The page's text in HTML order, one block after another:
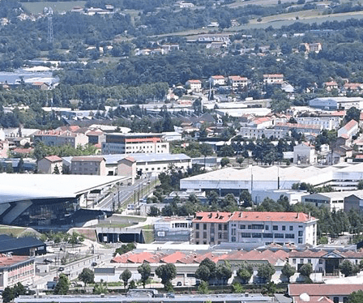
Menu
<
>
Présentation
Historique
Actualités de l'ALT
ALT en images
ALT dans la presse
Planning des activités
Agenda
?>
Images de la page d'accueil
Cliquez pour éditer